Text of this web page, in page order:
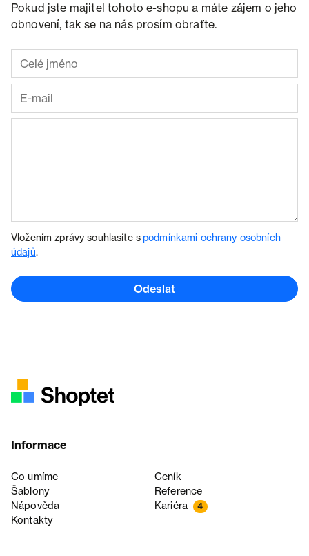
Pokud jste majitel tohoto e-shopu a máte zájem o jeho
obnovení, tak se na nás prosím obraťte.
Vložením zprávy souhlasíte spodmínkami ochrany osobních
údajů.
Odeslat
Informace
Co umíme
Ceník
Šablony
Reference
Nápověda
Kariéra 4
Kontakty